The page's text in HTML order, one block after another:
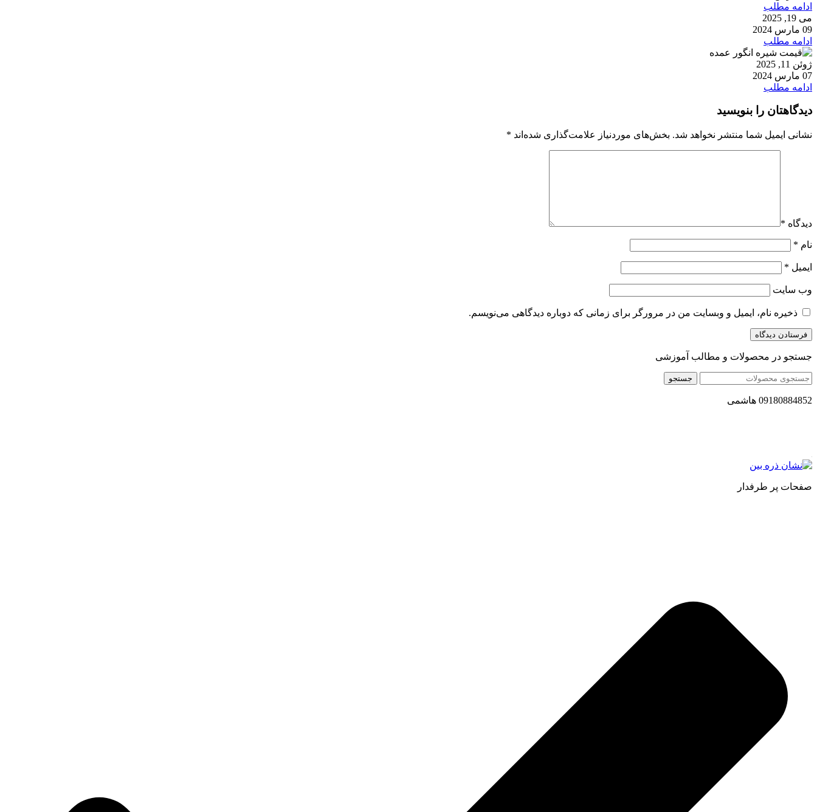
ادامه مطلب
می 19, 2025
09 مارس 2024
ادامه مطلب
ژوئن 11, 2025
07 مارس 2024
ادامه مطلب
دیدگاهتان را بنویسید
نشانی ایمیل شما منتشر نخواهد شد. بخش‌های موردنیاز علامت‌گذاری شده‌اند *
دیدگاه *
نام *
ایمیل *
وب‌ سایت
ذخیره نام، ایمیل و وبسایت من در مرورگر برای زمانی که دوباره دیدگاهی می‌نویسم.
جستجو در محصولات و مطالب آموزشی
جستجو
09180884852 هاشمی
صفحات پر طرفدار